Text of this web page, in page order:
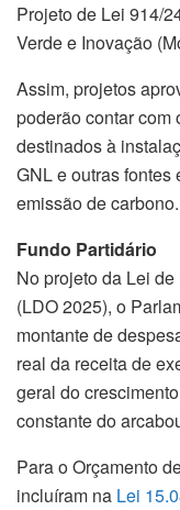
Projeto de Lei 914/
Verde e Inovação
Assim, projetos
poderão contar com
destinados à
GNL e outras
emissão de carbono.
Fundo Partidário
No projeto da Lei
(LDO2025), o
montante de
real da receita de
geral do
constante do
Para o Orçamento
incluíram na Lei